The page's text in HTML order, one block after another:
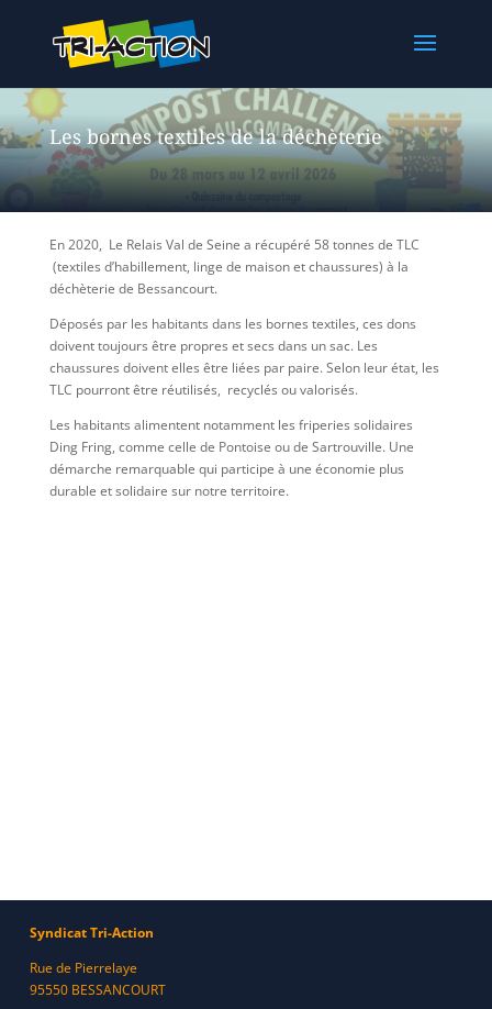
Les bornes textiles de la déchèterie
En 2020, Le Relais Val de Seine a récupéré 58 tonnes de TLC
(textiles d’habillement, linge de maison et chaussures) à la
déchèterie de Bessancourt.
Déposés par les habitants dans les bornes textiles, ces dons
doivent toujours être propres et secs dans un sac. Les
chaussures doivent elles être liées par paire. Selon leur état, les
TLC pourront être réutilisés, recyclés ou valorisés.
Les habitants alimentent notamment les friperies solidaires
Ding Fring, comme celle de Pontoise ou de Sartrouville. Une
démarche remarquable qui participe à une économie plus
durable et solidaire sur notre territoire.
Syndicat Tri-Action
Rue de Pierrelaye
95550 BESSANCOURT